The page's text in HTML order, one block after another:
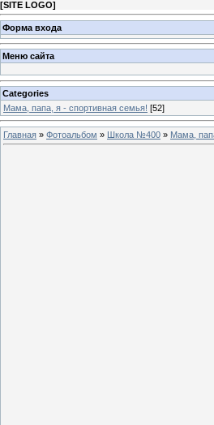
[SITE LOGO]
Форма входа
Меню сайта
Categories
Мама, папа, я - спортивная семья! [52]
Главная » Фотоальбом » Школа №400 » Мама,